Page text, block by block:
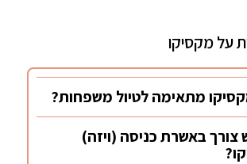
על מקסיקו
מתאימה לטיול משפחות?
צורך באשרת כניסה (ויזה)